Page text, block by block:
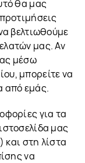
θα μας
βελτιωθούμε
μας. Αν
μέσω
μπορείτε να
από εμάς.
για τα
μας
) και στη λίστα
να